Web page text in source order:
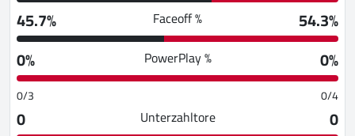
45.7%
Faceoff %
54.3%
0%
PowerPlay % 0%
0/3 0/4
0 Unterzahltore
0